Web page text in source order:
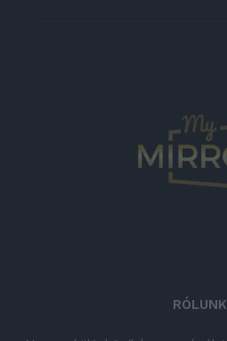
RÓLUNK